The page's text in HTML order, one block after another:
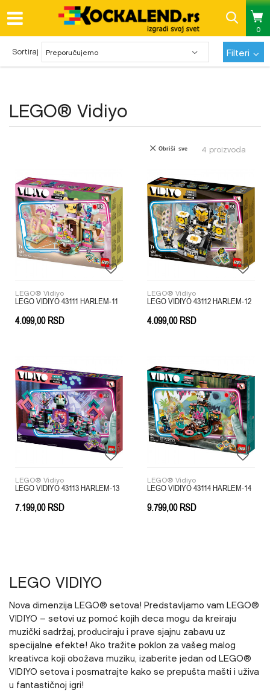
0
Pregled statusa porudžbine
LEGO® Vidiyo
Sortiraj Filteri
4 proizvoda
Obriši sve
LEGO® Vidiyo
LEGO VIDIYO 43111 HARLEM-11
4.099,00 RSD
LEGO® Vidiyo
LEGO VIDIYO 43112 HARLEM-12
4.099,00 RSD
LEGO® Vidiyo
LEGO VIDIYO 43113 HARLEM-13
7.199,00 RSD
LEGO® Vidiyo
LEGO VIDIYO 43114 HARLEM-14
9.799,00 RSD
LEGO VIDIYO
Nova dimenzija LEGO® setova! Predstavljamo vam LEGO®
VIDIYO – setovi uz pomoć kojih deca mogu da kreiraju
muzički sadržaj, produciraju i prave sjajnu zabavu uz
specijalne efekte! Ako tražite poklon za vašeg malog
kreativca koji obožava muziku, izaberite jedan od LEGO®
VIDIYO setova i posmatrajte kako se prepušta mašti i uživa
u fantastičnoj igri!